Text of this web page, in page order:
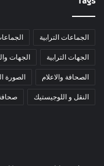
الجماعات الترابية
الجهات الترابية الجهات
الصحافة والاعلام الصورة
النقل و اللوجيستيك